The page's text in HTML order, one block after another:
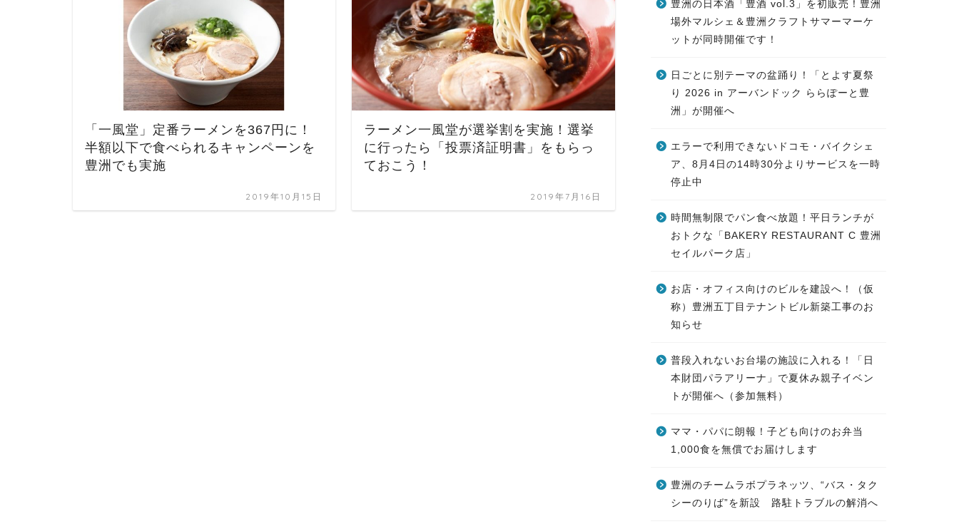
「一風堂」定番ラーメンを367円に！
半額以下で食べられるキャンペーンを
豊洲でも実施
2019年10月15日
ラーメン一風堂が選挙割を実施！選挙
に行ったら「投票済証明書」をもらっ
ておこう！
2019年7月16日
豊洲の日本酒「豊酒 vol.3」を初販売！豊洲
場外マルシェ＆豊洲クラフトサマーマーケ
ットが同時開催です！
日ごとに別テーマの盆踊り！「とよす夏祭
り 2026 in アーバンドック ららぽーと豊
洲」が開催へ
エラーで利用できないドコモ・バイクシェ
ア、8月4日の14時30分よりサービスを一時
停止中
時間無制限でパン食べ放題！平日ランチが
おトクな「BAKERY RESTAURANT C 豊洲
セイルパーク店」
お店・オフィス向けのビルを建設へ！（仮
称）豊洲五丁目テナントビル新築工事のお
知らせ
普段入れないお台場の施設に入れる！「日
本財団パラアリーナ」で夏休み親子イベン
トが開催へ（参加無料）
ママ・パパに朗報！子ども向けのお弁当
1,000食を無償でお届けします
豊洲のチームラボプラネッツ、“バス・タク
シーのりば”を新設 路駐トラブルの解消へ